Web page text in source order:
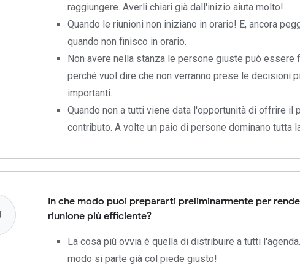
raggiungere. Averli chiari già dall'inizio aiuta molto!
Quando le riunioni non iniziano in orario! E, ancora
quando non finisco in orario.
Non avere nella stanza le persone giuste può essere
perché vuol dire che non verranno prese le decisioni
importanti.
Quando non a tutti viene data l'opportunità di offrire il
contributo. A volte un paio di persone dominano tutta
In che modo puoi prepararti preliminarmente per
riunione più efficiente?
La cosa più ovvia è quella di distribuire a tutti
modo si parte già col piede giusto!